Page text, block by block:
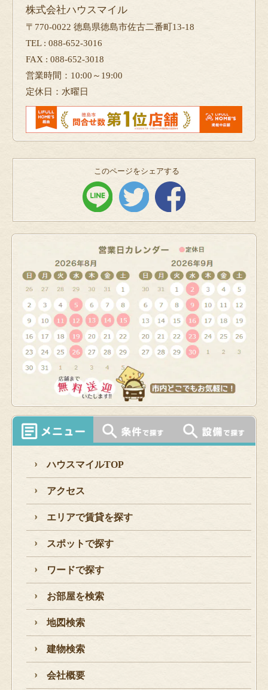
株式会社ハウスマイル
〒770-0022 徳島県徳島市佐古二番町13-18
TEL : 088-652-3016
FAX : 088-652-3018
営業時間：10:00～19:00
定休日：水曜日
このページをシェアする
ハウスマイルTOP
アクセス
エリアで賃貸を探す
スポットで探す
ワードで探す
お部屋を検索
地図検索
建物検索
会社概要